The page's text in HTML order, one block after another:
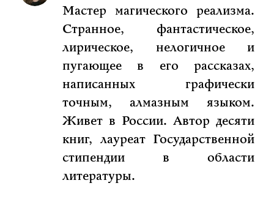
Мастер магического реализма.
Странное, фантастическое,
лирическое, нелогичное и
пугающее в его рассказах,
написанных графически
точным, алмазным языком.
Живет в России. Автор десяти
книг, лауреат Государственной
стипендии в области
литературы.